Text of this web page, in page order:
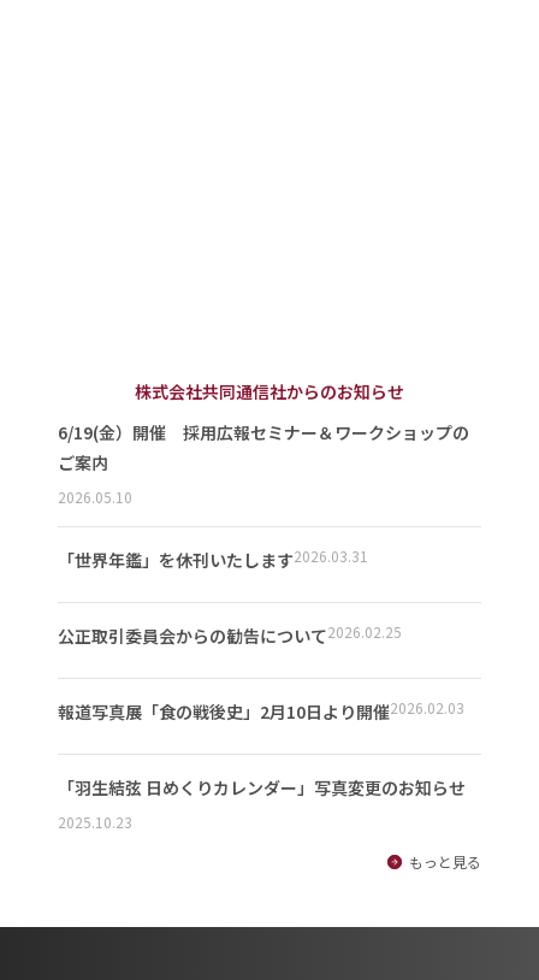
株式会社共同通信社からのお知らせ
6/19(金）開催 採用広報セミナー＆ワークショップの
ご案内
2026.05.10
「世界年鑑」を休刊いたします2026.03.31
公正取引委員会からの勧告について2026.02.25
報道写真展「食の戦後史」2月10日より開催2026.02.03
「羽生結弦 日めくりカレンダー」写真変更のお知らせ
2025.10.23
もっと見る